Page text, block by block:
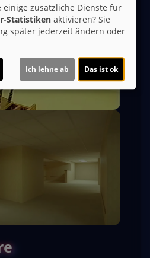
zusätzliche Dienste für
Statistiken aktivieren? Sie
später jederzeit ändern oder
Ich lehne ab Das ist ok